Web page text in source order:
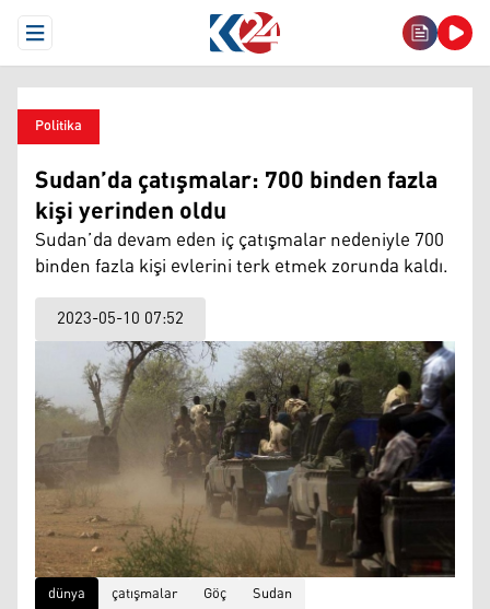
Open Menu
Politika
Sudan’da çatışmalar: 700 binden fazla
kişi yerinden oldu
Sudan’da devam eden iç çatışmalar nedeniyle 700
binden fazla kişi evlerini terk etmek zorunda kaldı.
2023-05-10 07:52
dünya çatışmalar Göç Sudan